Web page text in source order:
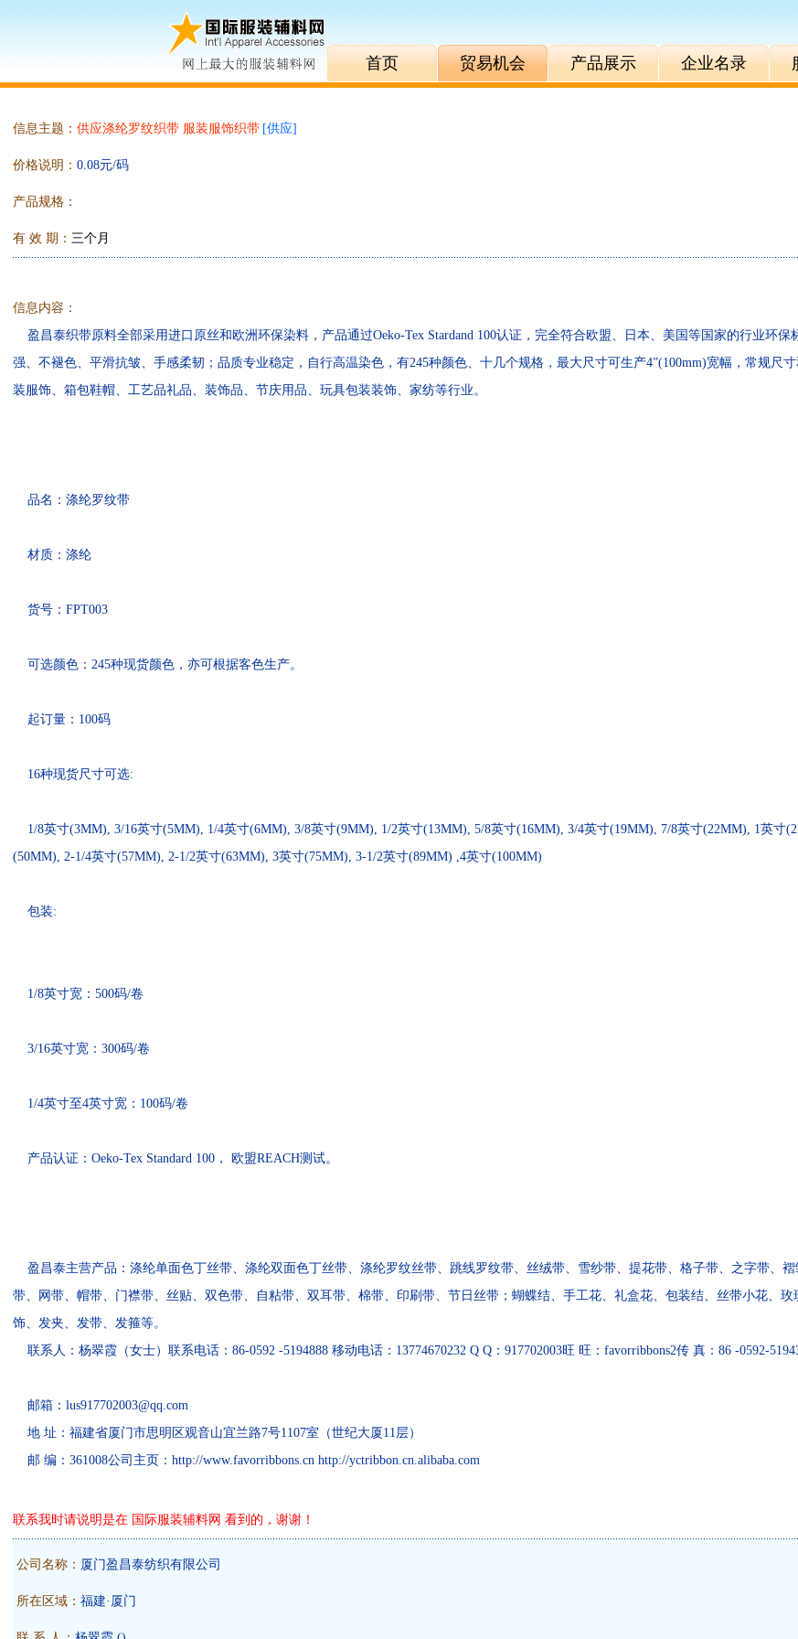
首页 贸易机会 产品展示 企业名录
信息主题： 供应涤纶罗纹织带 服装服饰织带 [供应]
价格说明： 0.08元/码
产品规格：
有 效 期： 三个月
信息内容：
盈昌泰织带原料全部采用进口原丝和欧洲环保染料，产品通过Oeko-Tex Stardand 100认证，完全符合欧盟、日本、美国等国家的行业环
强、不褪色、平滑抗皱、手感柔韧；品质专业稳定，自行高温染色，有245种颜色、十几个规格，最大尺寸可生产4”(100mm)宽幅，常规尺
装服饰、箱包鞋帽、工艺品礼品、装饰品、节庆用品、玩具包装装饰、家纺等行业。
品名：涤纶罗纹带
材质：涤纶
货号：FPT003
可选颜色：245种现货颜色，亦可根据客色生产。
起订量：100码
16种现货尺寸可选:
1/8英寸(3MM), 3/16英寸(5MM), 1/4英寸(6MM), 3/8英寸(9MM), 1/2英寸(13MM), 5/8英寸(16MM), 3/4英寸(19MM), 7/8英寸(22MM), 1英寸
(50MM), 2-1/4英寸(57MM), 2-1/2英寸(63MM), 3英寸(75MM), 3-1/2英寸(89MM) ,4英寸(100MM)
包装:
1/8英寸宽：500码/卷
3/16英寸宽：300码/卷
1/4英寸至4英寸宽：100码/卷
产品认证：Oeko-Tex Standard 100， 欧盟REACH测试。
盈昌泰主营产品：涤纶单面色丁丝带、涤纶双面色丁丝带、涤纶罗纹丝带、跳线罗纹带、丝绒带、雪纱带、提花带、格子带、之字带、
带、网带、帽带、门襟带、丝贴、双色带、自粘带、双耳带、棉带、印刷带、节日丝带；蝴蝶结、手工花、礼盒花、包装结、丝带小花、
饰、发夹、发带、发箍等。
联系人：杨翠霞（女士）联系电话：86-0592 -5194888 移动电话：13774670232 Q Q：917702003旺 旺：favorribbons2传 真：86 -0592-
邮箱：lus917702003@qq.com
地 址：福建省厦门市思明区观音山宜兰路7号1107室（世纪大厦11层）
邮 编：361008公司主页：http://www.favorribbons.cn http://yctribbon.cn.alibaba.com
联系我时请说明是在 国际服装辅料网 看到的，谢谢！
公司名称： 厦门盈昌泰纺织有限公司
所在区域： 福建·厦门